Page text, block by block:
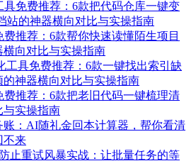
免费推荐：6款把代码仓库一键变
站的神器横向对比与实操指南
推荐：6款帮你快速读懂陌生项目
向对比与实操指南
工具免费推荐：6款一键找出索引缺
的神器横向对比与实操指南
推荐：6款把老旧代码一键梳理清
与实操指南
账：AI随礼金回本计算器，帮你看清
不来
止重试风暴实战：让批量任务的等